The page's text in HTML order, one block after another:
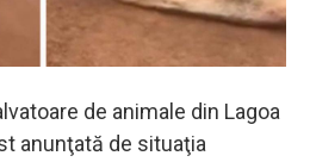
de animale din Lagoa
anunţată de situaţia